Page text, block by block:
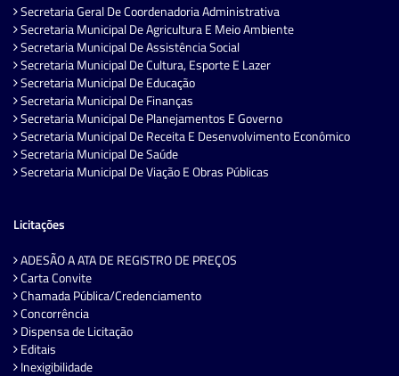
Secretaria Geral De Coordenadoria Administrativa
Secretaria Municipal De Agricultura E Meio Ambiente
Secretaria Municipal De Assistência Social
Secretaria Municipal De Cultura, Esporte E Lazer
Secretaria Municipal De Educação
Secretaria Municipal De Finanças
Secretaria Municipal De Planejamentos E Governo
Secretaria Municipal De Receita E Desenvolvimento Econômico
Secretaria Municipal De Saúde
Secretaria Municipal De Viação E Obras Públicas
Licitações
ADESÃO A ATA DE REGISTRO DE PREÇOS
Carta Convite
Chamada Pública/Credenciamento
Concorrência
Dispensa de Licitação
Editais
Inexigibilidade